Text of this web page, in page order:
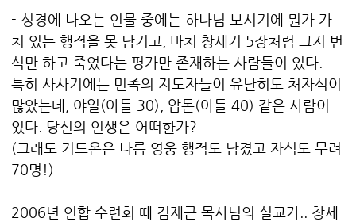
- 성경에 나오는 인물 중에는 하나님 보시기에 뭔가 가
치 있는 행적을 못 남기고, 마치 창세기 5장처럼 그저 번
식만 하고 죽었다는 평가만 존재하는 사람들이 있다.
특히 사사기에는 민족의 지도자들이 유난히도 처자식이
많았는데, 야일(아들 30), 압돈(아들 40) 같은 사람이
있다. 당신의 인생은 어떠한가?
(그래도 기드온은 나름 영웅 행적도 남겼고 자식도 무려
70명!)
2006년 연합 수련회 때 김재근 목사님의 설교가.. 창세